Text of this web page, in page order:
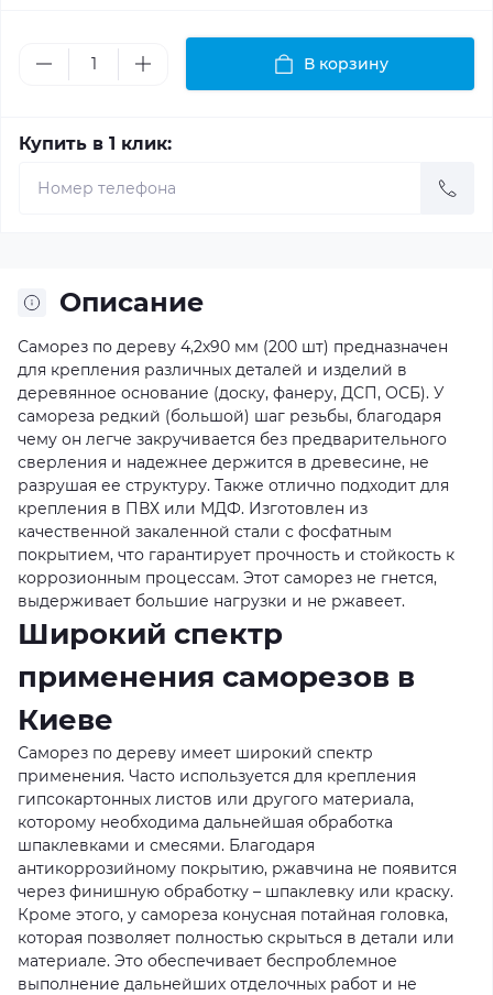
В корзину
Купить в 1 клик:
Описание
Саморез по дереву 4,2х90 мм (200 шт) предназначен
для крепления различных деталей и изделий в
деревянное основание (доску, фанеру, ДСП, ОСБ). У
самореза редкий (большой) шаг резьбы, благодаря
чему он легче закручивается без предварительного
сверления и надежнее держится в древесине, не
разрушая ее структуру. Также отлично подходит для
крепления в ПВХ или МДФ. Изготовлен из
качественной закаленной стали с фосфатным
покрытием, что гарантирует прочность и стойкость к
коррозионным процессам. Этот саморез не гнется,
выдерживает большие нагрузки и не ржавеет.
Широкий спектр
применения саморезов в
Киеве
Саморез по дереву имеет широкий спектр
применения. Часто используется для крепления
гипсокартонных листов или другого материала,
которому необходима дальнейшая обработка
шпаклевками и смесями. Благодаря
антикоррозийному покрытию, ржавчина не появится
через финишную обработку – шпаклевку или краску.
Кроме этого, у самореза конусная потайная головка,
которая позволяет полностью скрыться в детали или
материале. Это обеспечивает беспроблемное
выполнение дальнейших отделочных работ и не